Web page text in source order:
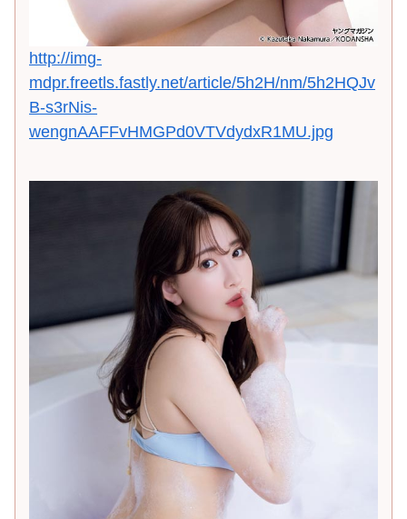
http://img-
mdpr.freetls.fastly.net/article/5h2H/nm/5h2HQJv
B-s3rNis-
wengnAAFFvHMGPd0VTVdydxR1MU.jpg